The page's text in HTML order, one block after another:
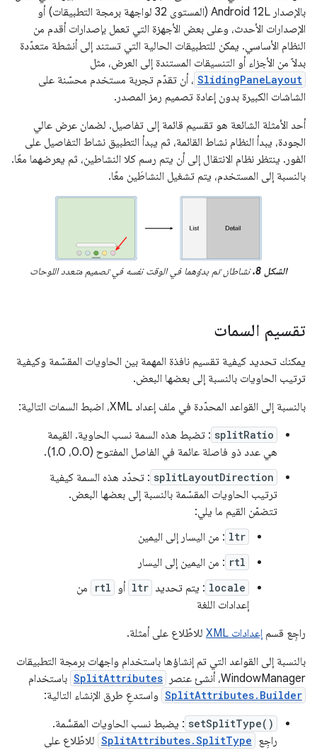
بالإصدار Android 12L (المستوى 32 لواجهة برمجة التطبيقات) أو
الإصدارات الأحدث، وعلى بعض الأجهزة التي تعمل بإصدارات أقدم من
النظام الأساسي. يمكن للتطبيقات الحالية التي تستند إلى أنشطة متعدّدة
بدلاً من الأجزاء أو التنسيقات المستندة إلى العرض، مثل
SlidingPaneLayout ، أن تقدّم تجربة مستخدم محسّنة على
الشاشات الكبيرة بدون إعادة تصميم رمز المصدر.
أحد الأمثلة الشائعة هو تقسيم قائمة إلى تفاصيل. لضمان عرض عالي
الجودة، يبدأ النظام نشاط القائمة، ثم يبدأ التطبيق نشاط التفاصيل على
الفور. ينتظر نظام الانتقال إلى أن يتم رسم كلا النشاطين، ثم يعرضهما معًا.
بالنسبة إلى المستخدم، يتم تشغيل النشاطَين معًا.
الشكل 8. نشاطان تم بدؤهما في الوقت نفسه في تصميم متعدد اللوحات
تقسيم السمات
يمكنك تحديد كيفية تقسيم نافذة المهمة بين الحاويات المقسّمة وكيفية
ترتيب الحاويات بالنسبة إلى بعضها البعض.
بالنسبة إلى القواعد المحدّدة في ملف إعداد XML، اضبط السمات التالية:
splitRatio : تضبط هذه السمة نسب الحاوية. القيمة
هي عدد ذو فاصلة عائمة في الفاصل المفتوح (0.0، 1.0).
splitLayoutDirection : تحدّد هذه السمة كيفية
ترتيب الحاويات المقسّمة بالنسبة إلى بعضها البعض.
تتضمّن القيم ما يلي:
ltr : من اليسار إلى اليمين
rtl : من اليمين إلى اليسار
locale : يتم تحديد ltr أو rtl
من
إعدادات اللغة
راجِع قسم إعدادات XML
للاطّلاع على أمثلة.
بالنسبة إلى القواعد التي تم إنشاؤها باستخدام واجهات برمجة التطبيقات
WindowManager، أنشئ عنصر
SplitAttributes باستخدام
SplitAttributes.Builder واستدعِ طرق الإنشاء التالية:
setSplitType() : يضبط نسب الحاويات المقسَّمة.
راجِع SplitAttributes.SplitType للاطّلاع على